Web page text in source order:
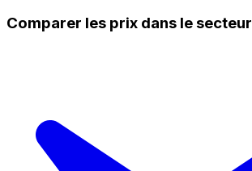
Comparer les prix dans le secteur